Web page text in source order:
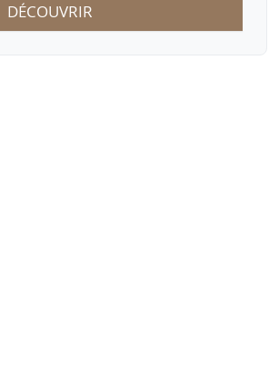
DÉCOUVRIR